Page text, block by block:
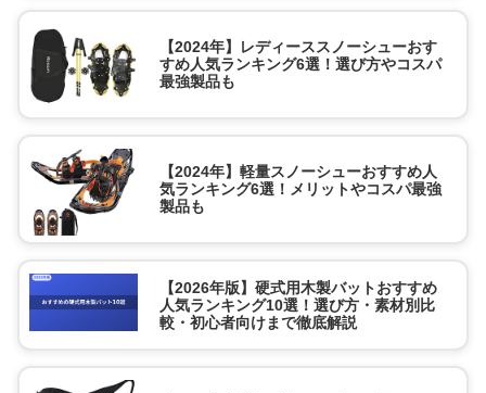
【2024年】レディーススノーシューおす
すめ人気ランキング6選！選び方やコスパ
最強製品も
【2024年】軽量スノーシューおすすめ人
気ランキング6選！メリットやコスパ最強
製品も
【2026年版】硬式用木製バットおすすめ
人気ランキング10選！選び方・素材別比
較・初心者向けまで徹底解説